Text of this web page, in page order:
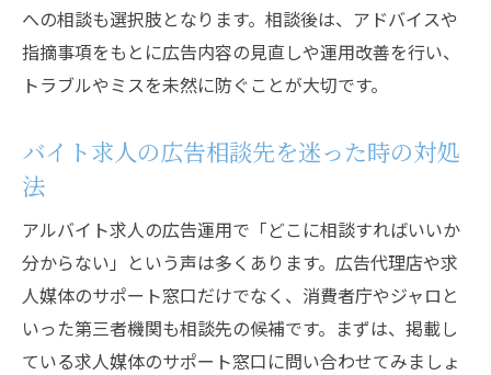
への相談も選択肢となります。相談後は、アドバイスや
指摘事項をもとに広告内容の見直しや運用改善を行い、
トラブルやミスを未然に防ぐことが大切です。
バイト求人の広告相談先を迷った時の対処
法
アルバイト求人の広告運用で「どこに相談すればいいか
分からない」という声は多くあります。広告代理店や求
人媒体のサポート窓口だけでなく、消費者庁やジャロと
いった第三者機関も相談先の候補です。まずは、掲載し
ている求人媒体のサポート窓口に問い合わせてみましょ